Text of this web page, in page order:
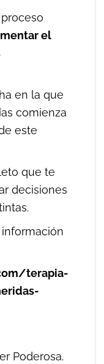
el
en la que
comienza
este
que te
decisiones
terapia-
Poderosa.